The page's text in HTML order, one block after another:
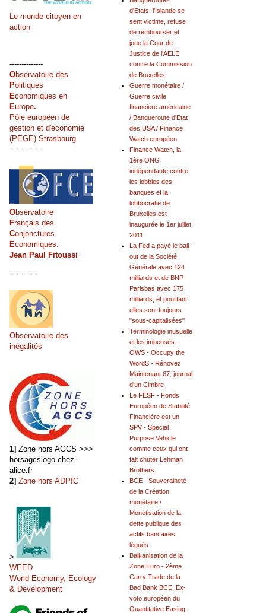
d'Etats: l'Islande se
sent victime, refuse
de rembourser et
joue la Cour de
Justice de l'AELE
contre la Commission
de Bruxelles
Guerre monétaire /
Guerre civile
financière américaine
/ Banqueroute d'Etat
des USA / Finance
Watch européen
Finance Watch, la
1ère ONG
indépendante contre
les lobbies des
banques et la
lobbocratie de
Bruxelles est
inaugurée le 1er juillet
2011
La Fed a payé le bail-
out de la Société
Générale avec 124
milliards et de BNP-
Parisbas avec 175
milliards, et pourtant
elles sont toujours
"sous-capitalisées"
Terminologie inusuelle
et les impensés -
OWS - Occupy the
WordS - Rénovez
Maintenant 67, journal
d'un Cimbre
Le FESF - Fonds
Européen de Stabilité
Financière est un
SPV - Special
Purpose Vehicle
comme ceux qui ont
fait chuter Lehman
Brothers
BCE - Souveraineté
de la Création
monétaire /
Monétisation de la
dette publique des
actifs bancaires
légués
Balkanisation de la
Zone Euro - 2ème
Carry Trade de la
Bad Bank BCE, Ex-
voto européen du
Quantitative Easing,
Le monde citoyen en
action
--------------
Observatoire des
Politiques
Economiques en
Europe.
Pôle européen de
gestion et d'économie
(PEGE) Strasbourg
--------------
Observatoire
Français des
Conjonctures
Economiques.
Jean Paul Fitoussi
------------
Observatoire des
inégalités
1] Zone hors AGCS >>>
horsagcslogo.chez-
alice.fr
2] Zone hors ADPIC
>
WEED
World Economy, Ecology
& Development